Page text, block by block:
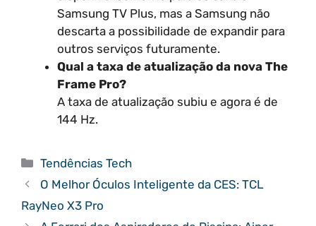
Samsung TV Plus, mas a Samsung não
descarta a possibilidade de expandir para
outros serviços futuramente.
Qual a taxa de atualização da nova The
Frame Pro?
A taxa de atualização subiu e agora é de
144 Hz.
Categorias
Tendências Tech
O Melhor Óculos Inteligente da CES: TCL
RayNeo X3 Pro